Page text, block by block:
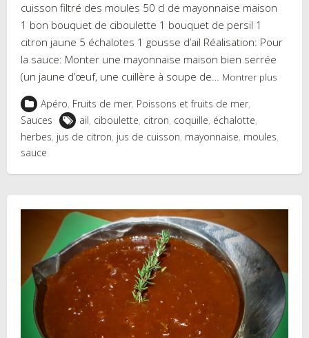
cuisson filtré des moules 50 cl de mayonnaise maison
1 bon bouquet de ciboulette 1 bouquet de persil 1
citron jaune 5 échalotes 1 gousse d’ail Réalisation: Pour
la sauce: Monter une mayonnaise maison bien serrée
(un jaune d’œuf, une cuillère à soupe de… Montrer plus
Apéro, Fruits de mer, Poissons et fruits de mer,
Sauces
ail, ciboulette, citron, coquille, échalotte,
herbes, jus de citron, jus de cuisson, mayonnaise, moules,
sauce